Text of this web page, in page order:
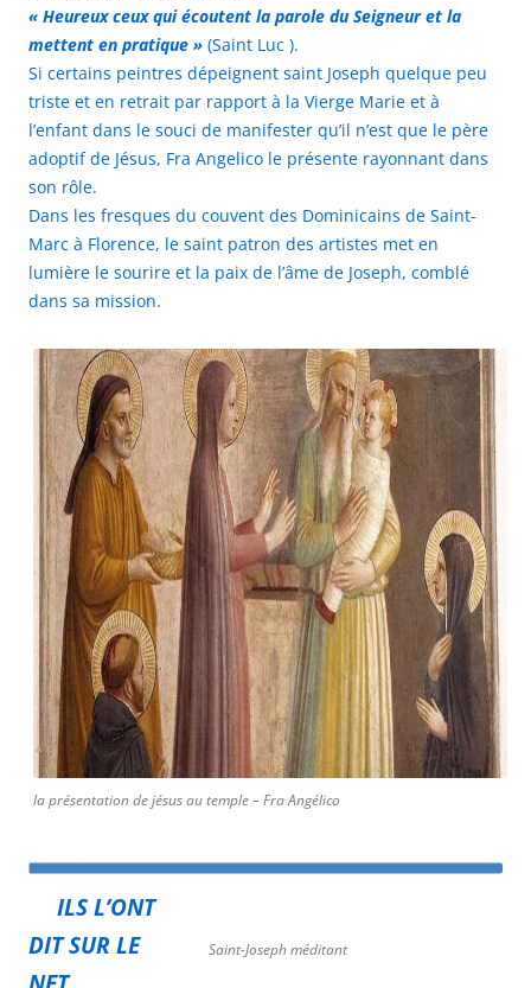
« Heureux ceux qui écoutent la parole du Seigneur et la
mettent en pratique » (Saint Luc ).
Si certains peintres dépeignent saint Joseph quelque peu
triste et en retrait par rapport à la Vierge Marie et à
l’enfant dans le souci de manifester qu’il n’est que le père
adoptif de Jésus, Fra Angelico le présente rayonnant dans
son rôle.
Dans les fresques du couvent des Dominicains de Saint-
Marc à Florence, le saint patron des artistes met en
lumière le sourire et la paix de l’âme de Joseph, comblé
dans sa mission.
la présentation de jésus au temple – Fra Angélico
Saint-Joseph méditant
ILS L’ONT
DIT SUR LE